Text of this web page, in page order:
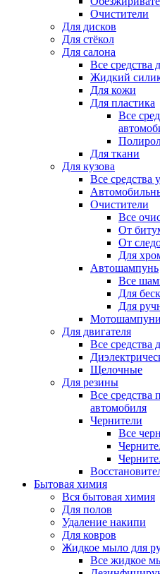
Очистители
Для дисков
Для стёкол
Для салона
Все средства
Жидкий
Для кожи
Для пластика
Все
Для ткани
Для кузова
Все средства
Очистители
Все
От
От
Для
Автошампунь
Все
Для
Для
Мотошампуни
Для двигателя
Все средства
Щелочные
Для резины
Все средства
автомобиля
Чернители
Все
Бытовая химия
Вся бытовая химия
Для полов
Удаление накипи
Для ковров
Жидкое мыло для
Все жидкое